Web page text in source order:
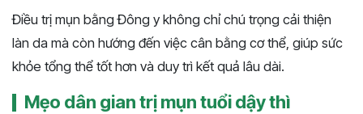
Điều trị mụn bằng Đông y không chỉ chú trọng cải thiện
làn da mà còn hướng đến việc cân bằng cơ thể, giúp sức
khỏe tổng thể tốt hơn và duy trì kết quả lâu dài.
Mẹo dân gian trị mụn tuổi dậy thì